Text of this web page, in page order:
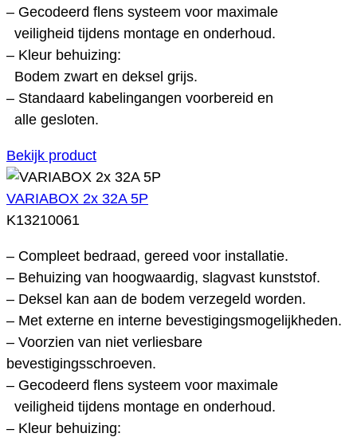
– Gecodeerd flens systeem voor maximale
veiligheid tijdens montage en onderhoud.
– Kleur behuizing:
Bodem zwart en deksel grijs.
– Standaard kabelingangen voorbereid en
alle gesloten.
Bekijk product
VARIABOX 2x 32A 5P
K13210061
– Compleet bedraad, gereed voor installatie.
– Behuizing van hoogwaardig, slagvast kunststof.
– Deksel kan aan de bodem verzegeld worden.
– Met externe en interne bevestigingsmogelijkheden.
– Voorzien van niet verliesbare
bevestigingsschroeven.
– Gecodeerd flens systeem voor maximale
veiligheid tijdens montage en onderhoud.
– Kleur behuizing: